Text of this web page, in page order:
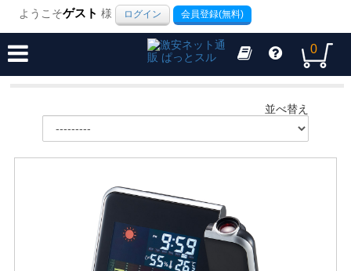
ようこそゲスト 様 ログイン 会員登録(無料)
0
並べ替え